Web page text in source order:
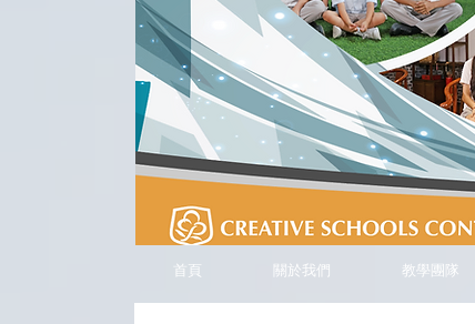
首頁 關於我們 教學團隊